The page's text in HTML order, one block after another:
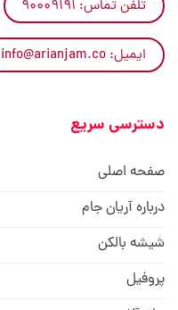
تلفن تماس: ۹۰۰۰۹۱۹۱
ایمیل: info@arianjam.co
دسترسی سریع
صفحه اصلی
درباره آریان جام
شیشه بالکن
پروفیل